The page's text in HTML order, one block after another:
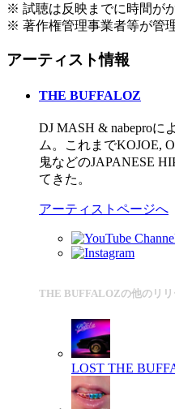
※ 試聴は反映までに時間が
※ 著作権管理事業者等が管
アーティスト情報
THE BUFFALOZ
DJ MASH & nabeproに
ム。これまでKOJOE,
鬼などのJAPANESE
てきた。
アーティストページへ
THE BUFFALOZの他のリリ
LOST THE